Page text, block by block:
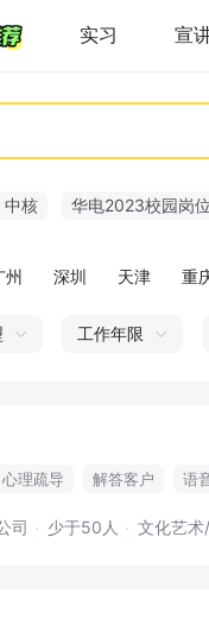
实习 宣
中核 华电2023校园岗
州 深圳 天津 重
工作年限
心理疏导 解答客户
语
司 少于50人 文化艺术